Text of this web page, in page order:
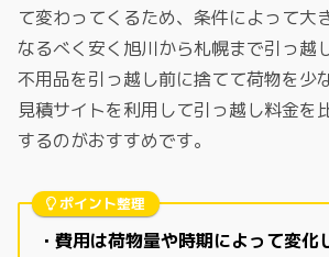
て変わってくるため、条件によって大
なるべく安く旭川から札幌まで引っ越
不用品を引っ越し前に捨てて荷物を少
見積サイトを利用して引っ越し料金を
するのがおすすめです。
ポイント整理
・費用は荷物量や時期によって変化